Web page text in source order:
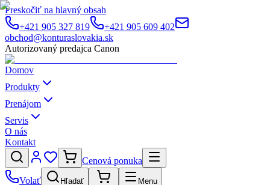
Preskočiť na hlavný obsah
+421 905 327 819
+421 905 609 402
obchod@konturaslovakia.sk
Autorizovaný predajca Canon
Domov
Produkty
Prenájom
Servis
O nás
Kontakt
Cenová ponuka
Volať
Hľadať
Menu